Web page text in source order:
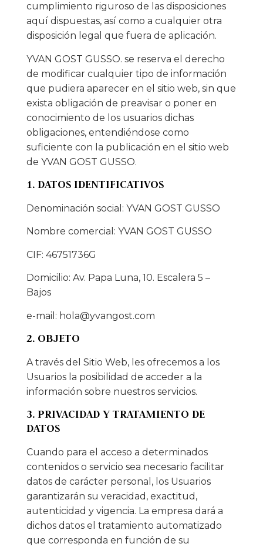
cumplimiento riguroso de las disposiciones
aquí dispuestas, así como a cualquier otra
disposición legal que fuera de aplicación.
YVAN GOST GUSSO. se reserva el derecho
de modificar cualquier tipo de información
que pudiera aparecer en el sitio web, sin que
exista obligación de preavisar o poner en
conocimiento de los usuarios dichas
obligaciones, entendiéndose como
suficiente con la publicación en el sitio web
de YVAN GOST GUSSO.
1. DATOS IDENTIFICATIVOS
Denominación social: YVAN GOST GUSSO
Nombre comercial: YVAN GOST GUSSO
CIF: 46751736G
Domicilio: Av. Papa Luna, 10. Escalera 5 –
Bajos
e-mail: hola@yvangost.com
2. OBJETO
A través del Sitio Web, les ofrecemos a los
Usuarios la posibilidad de acceder a la
información sobre nuestros servicios.
3. PRIVACIDAD Y TRATAMIENTO DE
DATOS
Cuando para el acceso a determinados
contenidos o servicio sea necesario facilitar
datos de carácter personal, los Usuarios
garantizarán su veracidad, exactitud,
autenticidad y vigencia. La empresa dará a
dichos datos el tratamiento automatizado
que corresponda en función de su